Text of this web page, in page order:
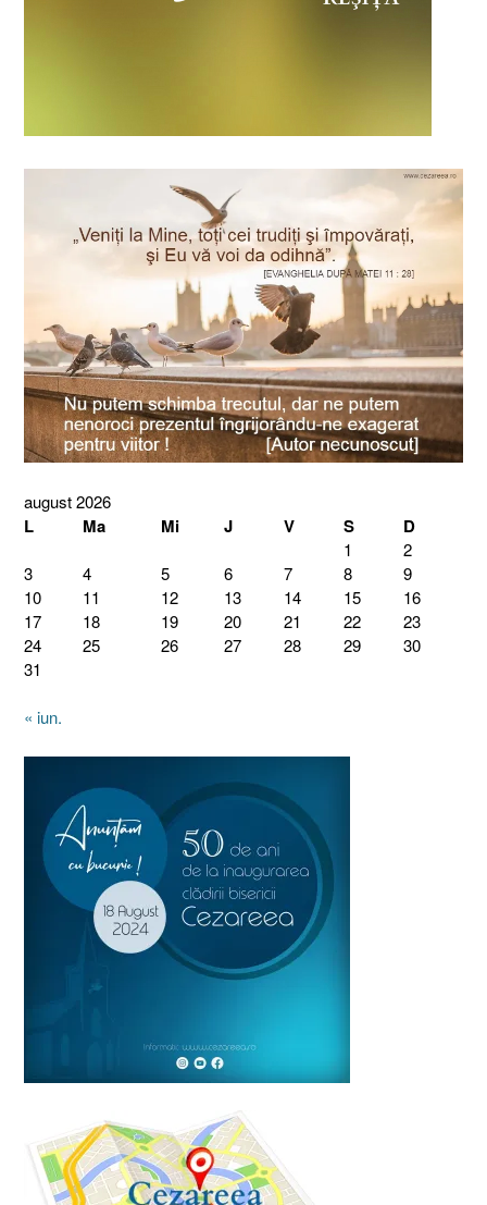
august 2026
L Ma Mi J V S D
1
2
3
4 5 6 7 8
9
10
11 12 13 14 15
16
17
18 19 20 21 22
23
24
25 26 27 28 29
30
31
« iun.